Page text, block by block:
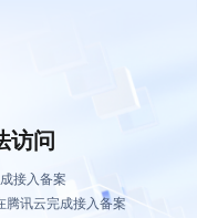
访问
接入备案
腾讯云完成接入备案